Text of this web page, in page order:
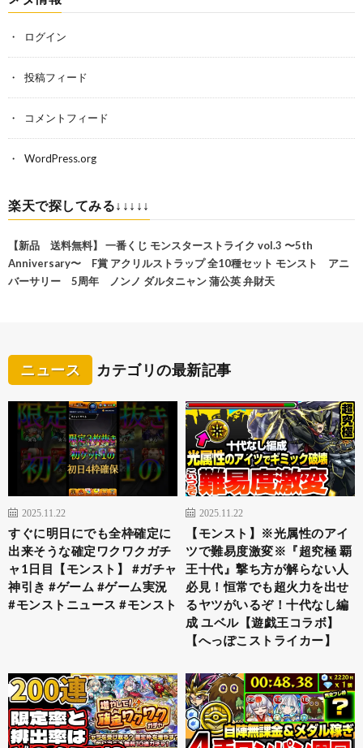
ログイン
投稿フィード
コメントフィード
WordPress.org
楽天で探してみる↓↓↓↓↓
【新品 送料無料】 一番くじ モンスターストライク vol.3 〜5th
Anniversary〜 F賞 アクリルストラップ 全10種セット モンスト アニ
バーサリー 5周年 ノンノ ダルタニャン 蒲公英 弁財天
ニュース カテゴリの最新記事
2025.11.22
すぐに明日にでも全枠確定に
出来そうな確定ワクワクガチ
ャ1日目【モンスト】 #ガチャ
神引き #ゲーム #ゲーム実況
#モンストニュース #モンスト
2025.11.22
【モンスト】※光属性のアイ
ツで難易度激変※『超究極 覇
王十代』撃ち方が解らない人
必見！恒常でも超火力を出せ
るヤツがいるぞ！十代なし編
成 ユベル【遊戯王コラボ】
【へっぽこストライカー】